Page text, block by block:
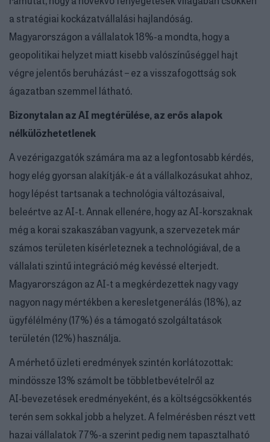
a stratégiai kockázatvállalási hajlandóság.
Magyarországon a vállalatok 18%-a mondta, hogy a
geopolitikai helyzet miatt kisebb valószínűséggel hajt
végre jelentős beruházást – ez a visszafogottság sok
ágazatban szemmel látható.
Bizonytalan az AI megtérülése, az erős alapok
nélkülözhetetlenek
A vezérigazgatók számára ma az a legfontosabb kérdés,
hogy elég gyorsan alakítják-e át a vállalkozásukat ahhoz,
hogy lépést tartsanak a technológia változásaival,
beleértve az AI-t. Annak ellenére, hogy az AI-korszaknak
még a korai szakaszában vagyunk, a szervezetek már
számos területen kísérleteznek a technológiával, de a
vállalati szintű integráció még kevéssé elterjedt.
Magyarországon az AI-t a megkérdezettek nagy vagy
nagyon nagy mértékben a keresletgenerálás (18%), az
ügyfélélmény (17%) és a támogató szolgáltatások
területén (12%) használja.
A mérhető üzleti eredmények szintén korlátozottak:
mindössze 13% számolt be többletbevételről az
AI‑bevezetések eredményeként, és a költségcsökkentés
terén sem sokkal jobb a helyzet. A felmérésben részt vett
hazai vállalatok 77%-a szerint pedig nem tapasztalható